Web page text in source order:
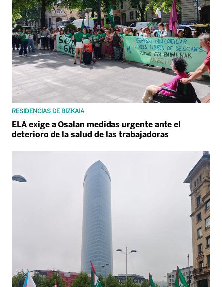
RESIDENCIAS DE BIZKAIA
ELA exige a Osalan medidas urgente ante el
deterioro de la salud de las trabajadoras